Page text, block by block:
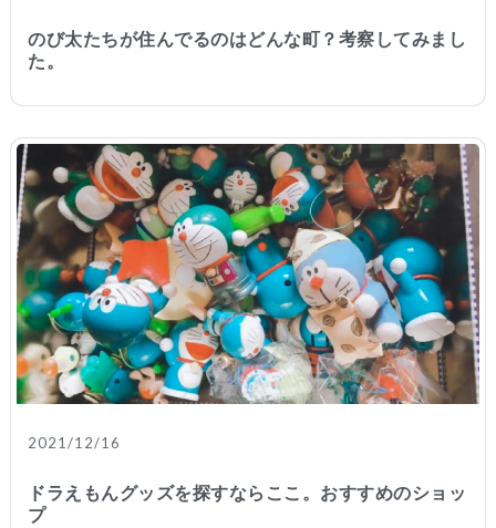
のび太たちが住んでるのはどんな町？考察してみまし
た。
2021/12/16
ドラえもんグッズを探すならここ。おすすめのショッ
プ